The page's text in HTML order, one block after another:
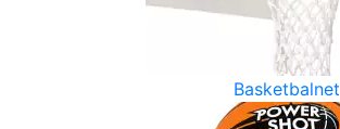
Basketbalnet